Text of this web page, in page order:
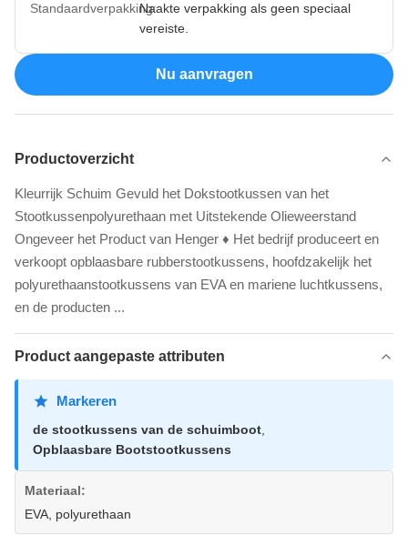
Standaardverpakking:Naakte verpakking als geen speciaal
vereiste.
Nu aanvragen
Productoverzicht
Kleurrijk Schuim Gevuld het Dokstootkussen van het
Stootkussenpolyurethaan met Uitstekende Olieweerstand
Ongeveer het Product van Henger ♦ Het bedrijf produceert en
verkoopt opblaasbare rubberstootkussens, hoofdzakelijk het
polyurethaanstootkussens van EVA en mariene luchtkussens,
en de producten ...
Product aangepaste attributen
Markeren
de stootkussens van de schuimboot
Opblaasbare Bootstootkussens
Materiaal:
EVA, polyurethaan